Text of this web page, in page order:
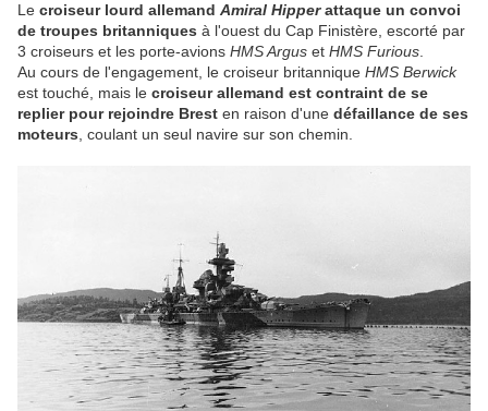
Le croiseur lourd allemand Amiral Hipperattaque un convoi
de troupes britanniques à l'ouest du Cap Finistère, escorté par
3 croiseurs et les porte-avions HMS Argus et HMS Furious
Au cours de l'engagement, le croiseur britannique HMS Berwick
est touché, mais le croiseur allemand est contraint de se
replier pour rejoindre Brest en raison d'une défaillance de ses
moteurs , coulant un seul navire sur son chemin.